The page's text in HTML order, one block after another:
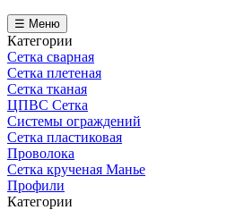
☰ Меню
Категории
Сетка сварная
Сетка плетеная
Сетка тканая
ЦПВС Сетка
Системы ограждений
Сетка пластиковая
Проволока
Сетка крученая Манье
Профили
Категории